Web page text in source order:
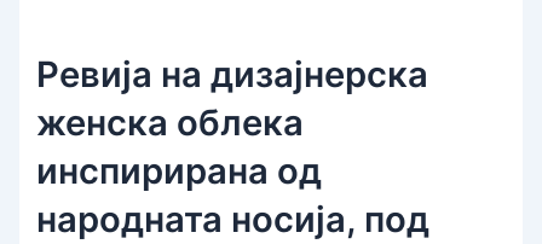
Ревија на дизајнерска
женска облека
инспирирана од
народната носија, под